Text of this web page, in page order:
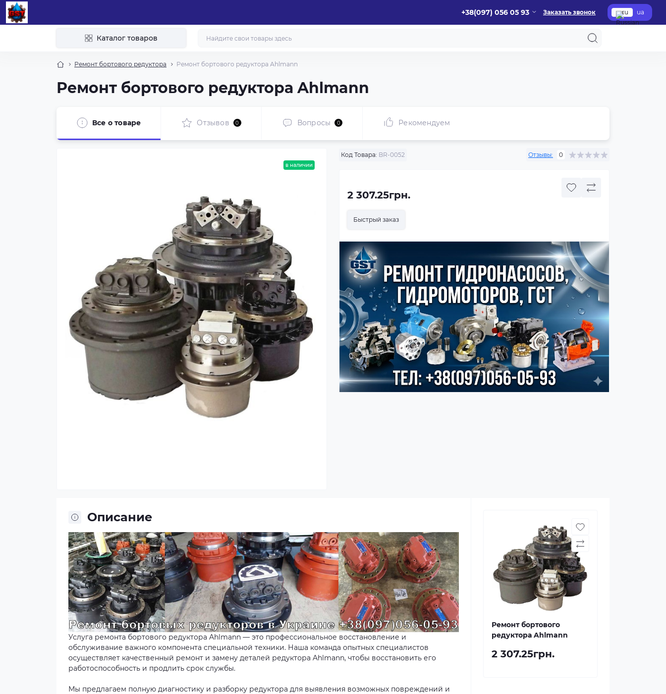
+38(097) 056 05 93 Заказать звонок ru ua
Каталог товаров
Ремонт бортового редуктора Ремонт бортового редуктора Ahlmann
Ремонт бортового редуктора Ahlmann
Все о товаре Отзывов 0 Вопросы 0 Рекомендуем
в наличии
Код Товара: BR-0052 Отзывы: 0
2 307.25грн.
Быстрый заказ
Описание
Услуга ремонта бортового редуктора Ahlmann — это профессиональное восстановление и
обслуживание важного компонента специальной техники. Наша команда опытных специалистов
осуществляет качественный ремонт и замену деталей редуктора Ahlmann, чтобы восстановить его
работоспособность и продлить срок службы.
Мы предлагаем полную диагностику и разборку редуктора для выявления возможных повреждений и
Ремонт бортового
редуктора Ahlmann
2 307.25грн.